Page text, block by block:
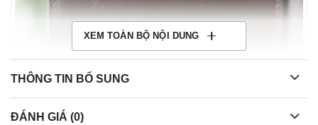
XEM TOÀN BỘ NỘI DUNG
THÔNG TIN BỔ SUNG
ĐÁNH GIÁ (0)